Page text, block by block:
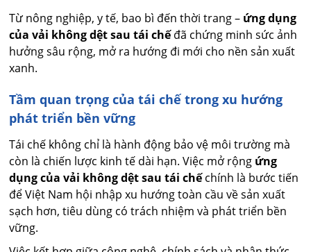
Từ nông nghiệp, y tế, bao bì đến thời trang – ứng dụng
của vải không dệt sau tái chếđã chứng minh sức ảnh
hưởng sâu rộng, mở ra hướng đi mới cho nền sản xuất
xanh.
Tầm quan trọng của tái chế trong xu hướng
phát triển bền vững
Tái chế không chỉ là hành động bảo vệ môi trường mà
còn là chiến lược kinh tế dài hạn. Việc mở rộng ứng
dụng của vải không dệt sau tái chếchính là bước tiến
để Việt Nam hội nhập xu hướng toàn cầu về sản xuất
sạch hơn, tiêu dùng có trách nhiệm và phát triển bền
vững.